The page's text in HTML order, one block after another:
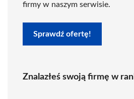
firmy w naszym serwisie.
Sprawdź ofertę!
Znalazłeś swoją firmę w